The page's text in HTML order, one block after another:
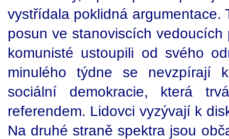
vystřídala poklidná argumentace.
posun ve stanoviscích
komunisté ustoupili od svého
minulého týdne se nevzpírají
sociální demokracie, která
referendem. Lidovci vyzývají k
Na druhé straně spektra jsou